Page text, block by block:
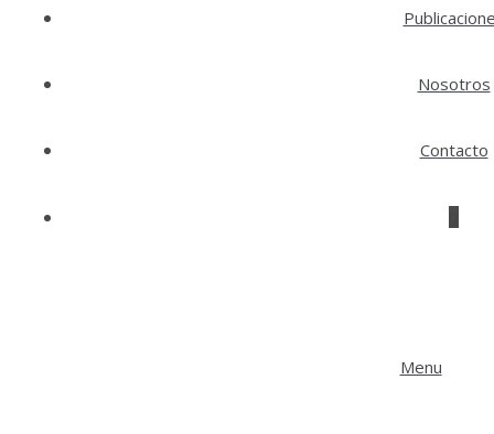
Nosotros
Contacto
Menu